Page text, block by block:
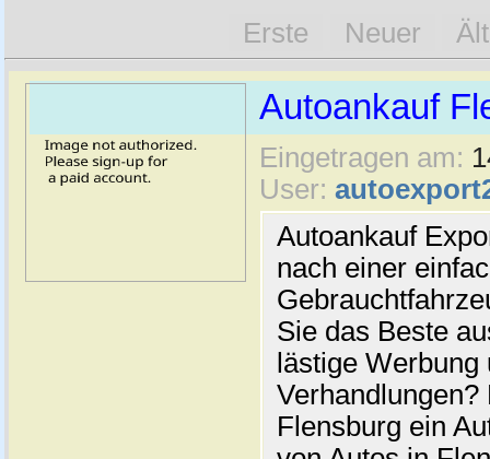
Erste Neuer
Autoankauf
Eingetragen am:
User:
Autoankauf
nach einer
Sie das Beste
lästige
Flensburg ein